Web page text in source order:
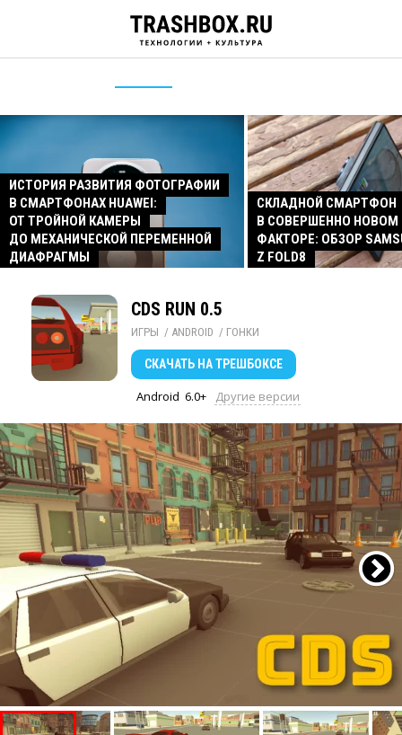
ИСТОРИЯ РАЗВИТИЯ ФОТОГРАФИИ
В СМАРТФОНАХ HUAWEI:
ОТ ТРОЙНОЙ КАМЕРЫ
ДО МЕХАНИЧЕСКОЙ ПЕРЕМЕННОЙ
ДИАФРАГМЫ
СКЛАДНОЙ СМАРТФОН
В СОВЕРШЕННО
ФАКТОРЕ: ОБЗОР
Z FOLD8
CDS RUN 0.5
ИГРЫ / ANDROID / ГОНКИ
СКАЧАТЬ НА ТРЕШБОКСЕ
Android 6.0+ Другие версии